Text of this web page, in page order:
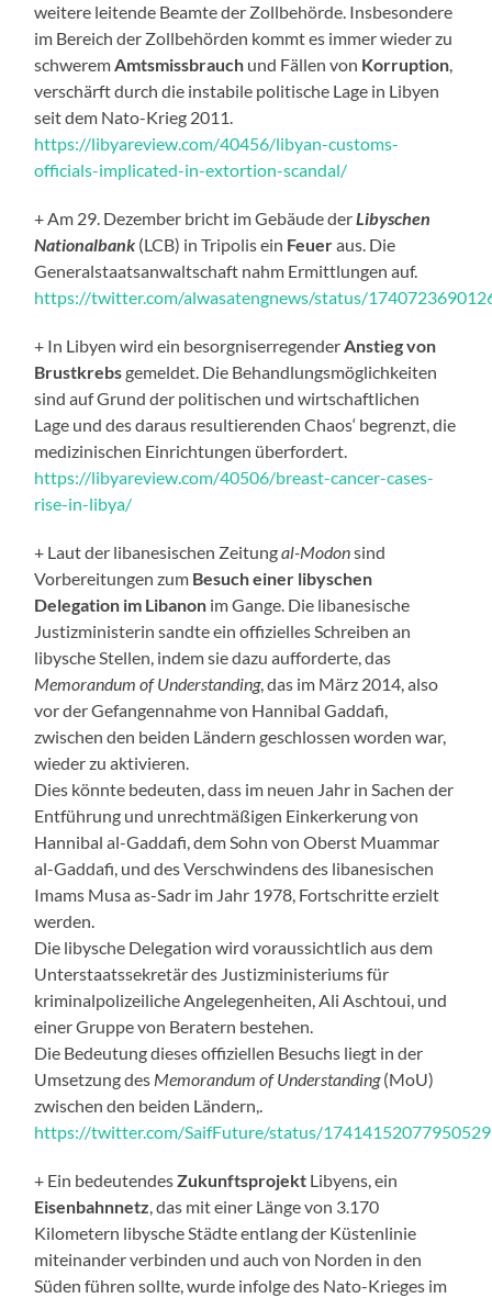
weitere leitende Beamte der Zollbehörde. Insbesondere
im Bereich der Zollbehörden kommt es immer wieder zu
schweremAmtsmissbrauch und Fällen von Korruption,
verschärft durch die instabile politische Lage in Libyen
seit dem Nato-Krieg 2011.
https://libyareview.com/40456/libyan-customs-
officials-implicated-in-extortion-scandal/
+ Am 29. Dezember bricht im Gebäude derLibyschen
Nationalbank (LCB) in Tripolis ein Feueraus. Die
Generalstaatsanwaltschaft nahm Ermittlungen auf.
https://twitter.com/alwasatengnews/status/
+ In Libyen wird ein besorgniserregenderAnstieg von
Brustkrebsgemeldet. Die Behandlungsmöglichkeiten
sind auf Grund der politischen und wirtschaftlichen
Lage und des daraus resultierenden Chaos‘ begrenzt, die
medizinischen Einrichtungen überfordert.
https://libyareview.com/40506/breast-cancer-cases-
rise-in-libya/
+ Laut der libanesischen Zeitungal-Modonsind
Vorbereitungen zum Besuch einer libyschen
Delegation im Libanon im Gange. Die libanesische
Justizministerin sandte ein offizielles Schreiben an
libysche Stellen, indem sie dazu aufforderte, das
Memorandum of Understanding, das im März 2014, also
vor der Gefangennahme von Hannibal Gaddafi,
zwischen den beiden Ländern geschlossen worden war,
wieder zu aktivieren.
Dies könnte bedeuten, dass im neuen Jahr in Sachen der
Entführung und unrechtmäßigen Einkerkerung von
Hannibal al-Gaddafi, dem Sohn von Oberst Muammar
al-Gaddafi, und des Verschwindens des libanesischen
Imams Musa as-Sadr im Jahr 1978, Fortschritte erzielt
werden.
Die libysche Delegation wird voraussichtlich aus dem
Unterstaatssekretär des Justizministeriums für
kriminalpolizeiliche Angelegenheiten, Ali Aschtoui, und
einer Gruppe von Beratern bestehen.
Die Bedeutung dieses offiziellen Besuchs liegt in der
Umsetzung des Memorandum of Understanding(MoU)
zwischen den beiden Ländern,.
https://twitter.com/SaifFuture/status/
+ Ein bedeutendesZukunftsprojekt Libyens, ein
Eisenbahnnetz, das mit einer Länge von 3.170
Kilometern libysche Städte entlang der Küstenlinie
miteinander verbinden und auch von Norden in den
Süden führen sollte, wurde infolge des Nato-Krieges im